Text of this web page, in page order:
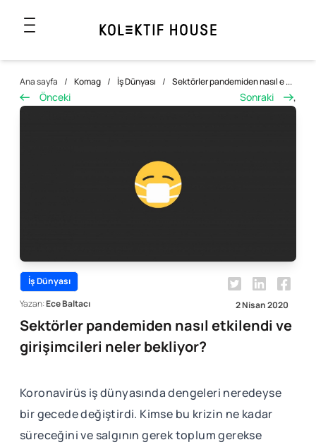
Ana sayfa / Komag / İş Dünyası / Sektörler pandemiden nasıl e ...
Önceki Sonraki ,
İş Dünyası
Yazan:Ece Baltacı 2 Nisan 2020
Sektörler pandemiden nasıl etkilendi ve
girişimcileri neler bekliyor?
Koronavirüs iş dünyasında dengeleri neredeyse
bir gecede değiştirdi. Kimse bu krizin ne kadar
süreceğini ve salgının gerek toplum gerekse